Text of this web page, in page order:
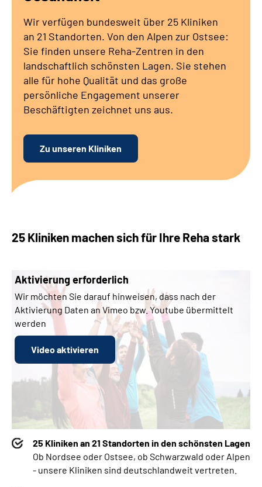
Leichte Sprache
Wir verfügen bundesweit über 25 Kliniken
an 21 Standorten. Von den Alpen zur Ostsee:
Sie finden unsere Reha-Zentren in den
landschaftlich schönsten Lagen. Sie stehen
alle für hohe Qualität und das große
persönliche Engagement unserer
Beschäftigten zeichnet uns aus.
Zu unseren Kliniken
25 Kliniken machen sich für Ihre Reha stark
25 Kliniken an 21 Standorten in den schönsten Lagen
Ob Nordsee oder Ostsee, ob Schwarzwald oder Alpen
- unsere Kliniken sind deutschlandweit vertreten.
Aktivierung erforderlich
Wir möchten Sie darauf hinweisen, dass nach der
Aktivierung Daten an Vimeo bzw. Youtube übermittelt
werden
Video aktivieren